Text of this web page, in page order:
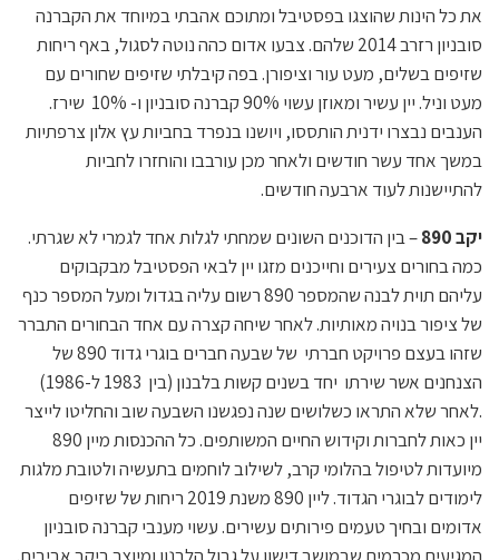
את כל הינות שהוצגו בפסטיבל ומתוכם אהבתי במיוחד את הקברנה
סובניון רזרב 2014 שלהם. צבעו אדום כהה נוטה לסגול, באף ריחות
שזיפים בשלים, מעט עור וציפורן. בפה קיבלתי שזיפים שחורים עם
מעט וניל. יין עשיר ומאוזן עשוי 90% קברנה סובניון ו- 10% שירז.
הענבים נבצרו ידנית הותססו, ויושנו בנפרד בחביות עץ אלון צרפתיות
במשך אחד עשר חודשים ולאחר מכן עורבבו והוחזרו לחביות
להתיישנות לעוד ארבעה חודשים.
יקב 890
– בין הדוכנים השונים שמחתי לגלות אחד לגמרי לא שגרתי.
כמה בחורים צעירים וחייכנים מזגו יין לבאי הפסטיבל מבקבוקים
עליהם תוית לבנה שהמספר 890 רשום עליה בגדול ומעל המספר כנף
של ציפור בנויה מאותיות. לאחר שיחה קצרה עם אחד הבחורים התברר
שזהו בעצם פרויקט חברתי של שבעה חברים בוגרי גדוד 890 של
הצנחנים אשר שירתו יחד בשנים קשות בלבנון (בין 1983 ל-1986)
.לאחר שלא התראו כשלושים שנה נפגשנו השבעה שוב והחליטו לייצר
יין כאות לחברות וקידוש החיים המשותפים. כל ההכנסות מיין 890
מיועדות לטיפול בהלומי קרב, לשילוב לוחמים בתעשיה ולטובת מלגות
לימודים לבוגרי הגדוד. ליין 890 משנת 2019 ריחות של שזיפים
אדומים ובחיך טעמים פירותים עשירים. עשוי מענבי קברנה סובניון